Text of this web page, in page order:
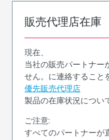
販売代理店在庫
現在、
当社の販売パートナー
せん。に連絡すること
優先販売代理店
製品の在庫状況につい
ご注意:
すべてのパートナーが